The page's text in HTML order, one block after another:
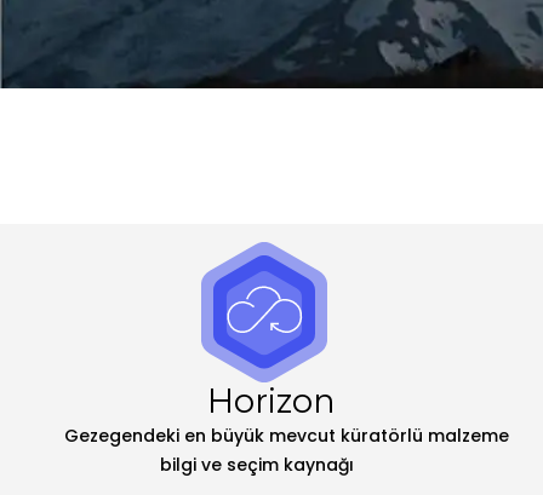
Horizon
Gezegendeki en büyük mevcut küratörlü malzeme
bilgi ve seçim kaynağı